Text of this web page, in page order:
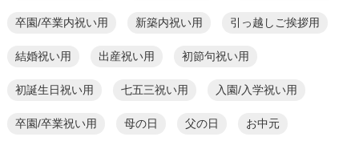
卒園/卒業内祝い用 新築内祝い用 引っ越しご挨拶用
結婚祝い用 出産祝い用 初節句祝い用
初誕生日祝い用 七五三祝い用 入園/入学祝い用
卒園/卒業祝い用 母の日 父の日 お中元